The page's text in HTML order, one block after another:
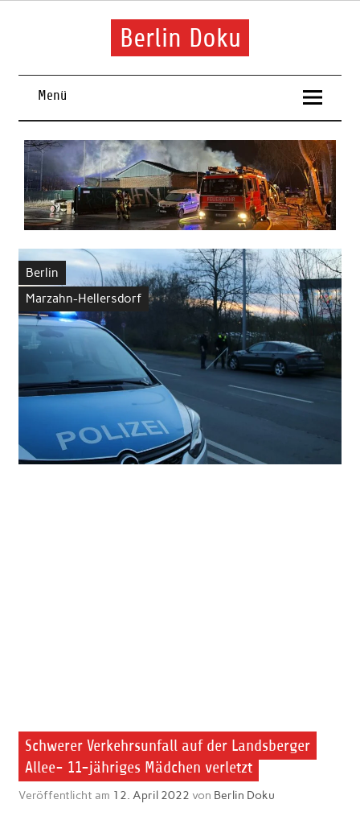
Skip
Berlin Doku
Menü
Berlin
Marzahn-Hellersdorf
Schwerer Verkehrsunfall auf der Landsberger
Allee- 11-jähriges Mädchen verletzt
Veröffentlicht am 12. April 2022 von Berlin Doku